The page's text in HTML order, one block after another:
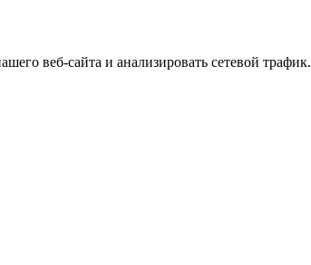
веб-сайта и анализировать сетевой трафик.